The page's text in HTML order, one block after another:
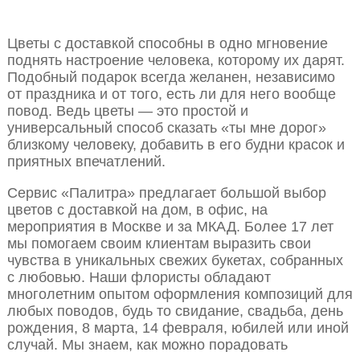
Цветы с доставкой способны в одно мгновение
поднять настроение человека, которому их дарят.
Подобный подарок всегда желанен, независимо
от праздника и от того, есть ли для него вообще
повод. Ведь цветы — это простой и
универсальный способ сказать «ты мне дорог»
близкому человеку, добавить в его будни красок и
приятных впечатлений.
Сервис «Палитра» предлагает большой выбор
цветов с доставкой на дом, в офис, на
мероприятия в Москве и за МКАД. Более 17 лет
мы помогаем своим клиентам выразить свои
чувства в уникальных свежих букетах, собранных
с любовью. Наши флористы обладают
многолетним опытом оформления композиций для
любых поводов, будь то свидание, свадьба, день
рождения, 8 марта, 14 февраля, юбилей или иной
случай. Мы знаем, как можно порадовать